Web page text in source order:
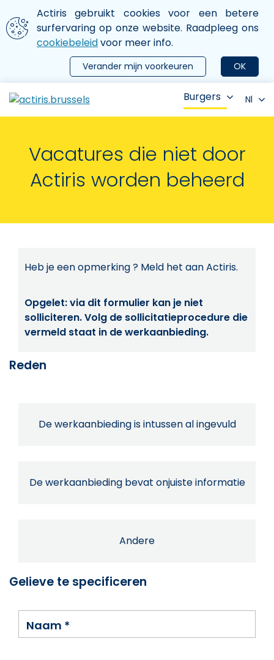
Aller au contenu principal
We gebruiken cookies
Actiris gebruikt cookies voor een betere
surfervaring op onze website. Raadpleeg ons
cookiebeleidvoor meer info.
OK
Verander mijn voorkeuren
le menu
Burgers Nl
Vacatures die niet door
Actiris worden beheerd
Heb je een opmerking ? Meld het aan Actiris.
Opgelet: via dit formulier kan je niet
solliciteren. Volg de sollicitatieprocedure die
vermeld staat in de werkaanbieding.
Reden
De werkaanbieding is intussen al ingevuld
De werkaanbieding bevat onjuiste informatie
Andere
Gelieve te specificeren
Naam *